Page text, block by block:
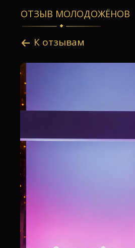
К отзывам
ОТЗЫВ МОЛОДОЖËНОВ